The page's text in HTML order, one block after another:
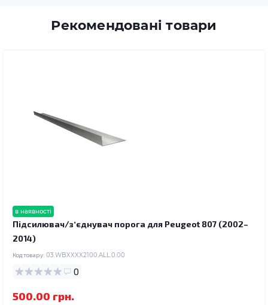
Рекомендовані товари
в наявності
Підсилювач/зʼєднувач порога для Peugeot 807 (2002–
2014)
Код товару: 03.WBXXXX2100.ALL.0.00
0
500.00 грн.